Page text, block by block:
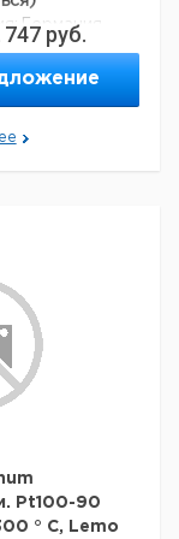
Германия
747 руб.
Pt100-90
° C, Lemo